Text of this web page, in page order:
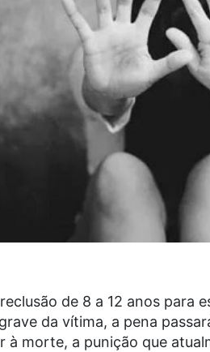
de 8 a 12 anos para
da vítima, a pena
à morte, a punição que